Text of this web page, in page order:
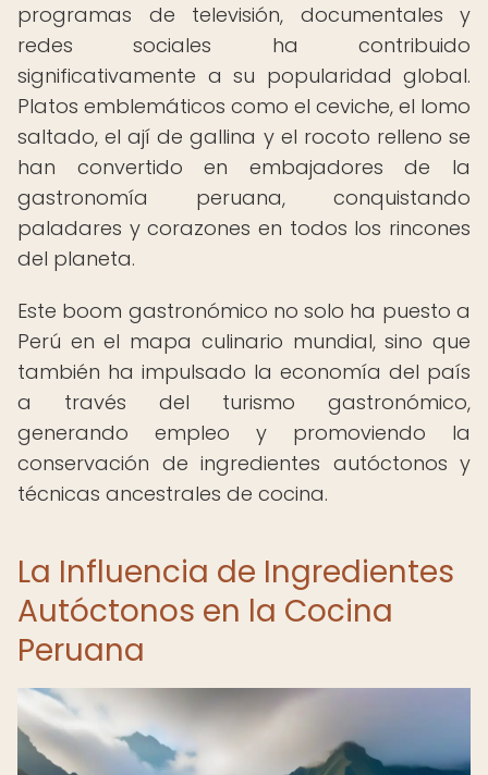
programas de televisión, documentales y
redes sociales ha contribuido
significativamente a su popularidad global.
Platos emblemáticos como el ceviche, el lomo
saltado, el ají de gallina y el rocoto relleno se
han convertido en embajadores de la
gastronomía peruana, conquistando
paladares y corazones en todos los rincones
del planeta.
Este boom gastronómico no solo ha puesto a
Perú en el mapa culinario mundial, sino que
también ha impulsado la economía del país
a través del turismo gastronómico,
generando empleo y promoviendo la
conservación de ingredientes autóctonos y
técnicas ancestrales de cocina.
La Influencia de Ingredientes
Autóctonos en la Cocina
Peruana